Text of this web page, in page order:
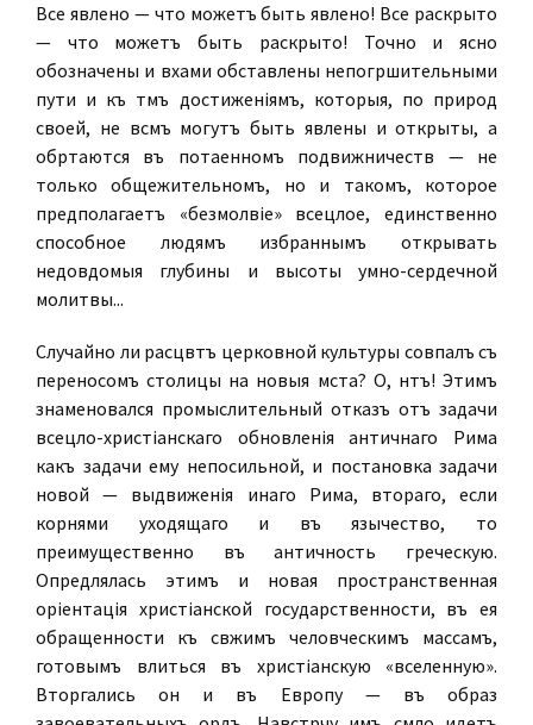
Все явлено — что можетъ быть явлено! Все раскрыто
— что можетъ быть раскрыто! Точно и ясно
обозначены и вѣхами обставлены непогрѣшительными
пути и къ тѣмъ достиженіямъ, которыя, по природѣ
своей, не всѣмъ могутъ быть явлены и открыты, а
обрѣтаются въ потаенномъ подвижничествѣ — не
только общежительномъ, но и такомъ, которое
предполагаетъ «безмолвіе» всецѣлое, единственно
способное людямъ избраннымъ открывать
недовѣдомыя глубины и высоты умно-сердечной
молитвы...
Случайно ли расцвѣтъ церковной культуры совпалъ съ
переносомъ столицы на новыя мѣста? О, нѣтъ! Этимъ
знаменовался промыслительный отказъ отъ задачи
всецѣло-христіанскаго обновленія античнаго Рима
какъ задачи ему непосильной, и постановка задачи
новой — выдвиженія инаго Рима, втораго, если
корнями уходящаго и въ язычество, то
преимущественно въ античность греческую.
Опредѣлялась этимъ и новая пространственная
оріентація христіанской государственности, въ ея
обращенности къ свѣжимъ человѣческимъ массамъ,
готовымъ влиться въ христіанскую «вселенную».
Вторгались онѣ и въ Европу — въ образѣ